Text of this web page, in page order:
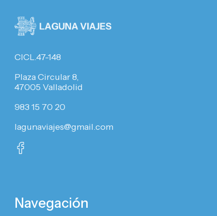
CICL.47-148
Plaza Circular 8,
47005 Valladolid
983 15 70 20
lagunaviajes@gmail.com
Navegación